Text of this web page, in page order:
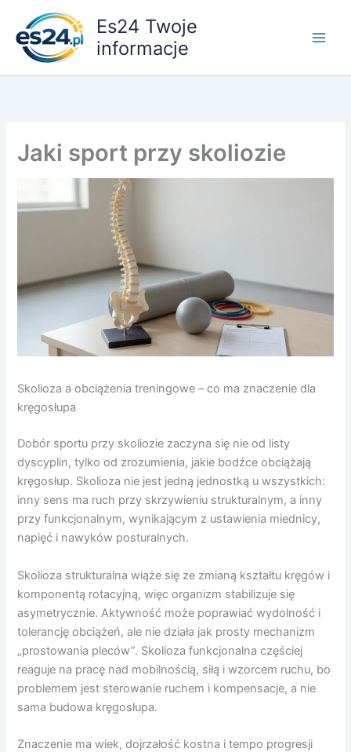
treści
Es24 Twoje
informacje
Jaki sport przy skoliozie
Skolioza a obciążenia treningowe – co ma znaczenie dla
kręgosłupa
Dobór sportu przy skoliozie zaczyna się nie od listy
dyscyplin, tylko od zrozumienia, jakie bodźce obciążają
kręgosłup. Skolioza nie jest jedną jednostką u wszystkich:
inny sens ma ruch przy skrzywieniu strukturalnym, a inny
przy funkcjonalnym, wynikającym z ustawienia miednicy,
napięć i nawyków posturalnych.
Skolioza strukturalna wiąże się ze zmianą kształtu kręgów i
komponentą rotacyjną, więc organizm stabilizuje się
asymetrycznie. Aktywność może poprawiać wydolność i
tolerancję obciążeń, ale nie działa jak prosty mechanizm
„prostowania pleców”. Skolioza funkcjonalna częściej
reaguje na pracę nad mobilnością, siłą i wzorcem ruchu, bo
problemem jest sterowanie ruchem i kompensacje, a nie
sama budowa kręgosłupa.
Znaczenie ma wiek, dojrzałość kostna i tempo progresji